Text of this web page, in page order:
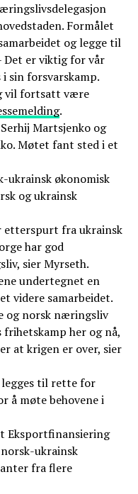
Formålet
og legge til
er viktig for vår
sin forsvarskamp.
vil fortsatt være
.
Martsjenko og
Møtet fant sted i et
ukrainsk økonomisk
og ukrainsk
etterspurt fra ukrainsk
har god
sier Myrseth.
undertegnet en
videre samarbeidet.
og norsk næringsliv
her og nå,
at krigen er over, sier
til rette for
å møte behovene i
Eksportfinansiering
ukrainsk
fra flere